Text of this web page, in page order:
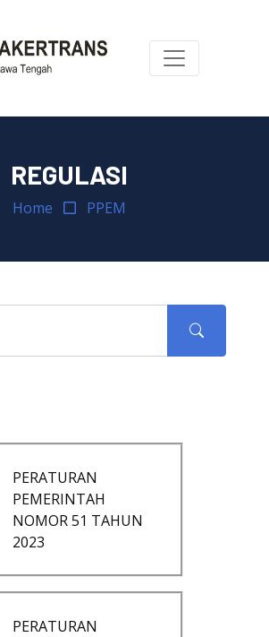
REGULASI
Home PPEM
PERATURAN
PEMERINTAH
NOMOR 51 TAHUN
2023
PERATURAN